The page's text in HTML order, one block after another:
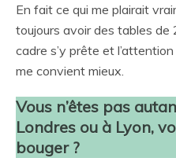
En fait ce qui me plairait
toujours avoir des tables de
cadre s’y prête et
me convient mieux.
Vous n’êtes pas
Londres ou à Lyon,
bouger ?